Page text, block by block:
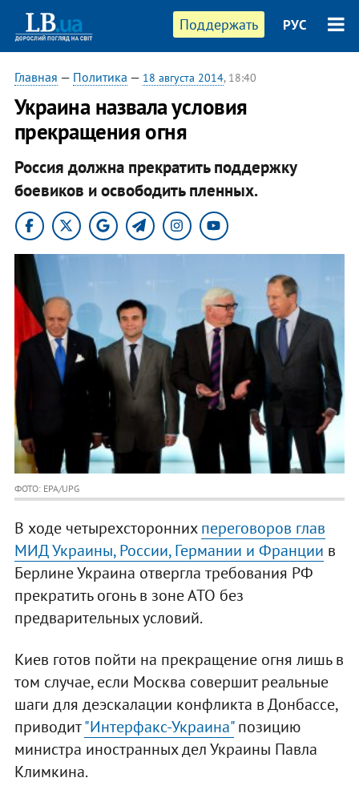
Поддержать РУС
Главная — Политика — 18 августа 2014, 18:40
Украина назвала условия
прекращения огня
Россия должна прекратить поддержку
боевиков и освободить пленных.
ФОТО: EPA/UPG
В ходе четырехстороннихпереговоров глав
МИД Украины, России, Германии и Франции в
Берлине Украина отвергла требования РФ
прекратить огонь в зоне АТО без
предварительных условий.
Киев готов пойти на прекращение огня лишь в
том случае, если Москва совершит реальные
шаги для деэскалации конфликта в Донбассе,
приводит"Интерфакс-Украина"позицию
министра иностранных дел Украины Павла
Климкина.